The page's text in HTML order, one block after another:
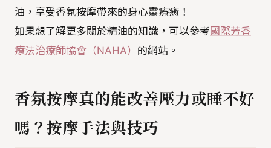
油，享受香氛按摩帶來的身心靈療癒！
如果想了解更多關於精油的知識，可以參考 國際芳香
療法治療師協會（NAHA） 的網站。
香氛按摩真的能改善壓力或睡不好
嗎？按摩手法與技巧